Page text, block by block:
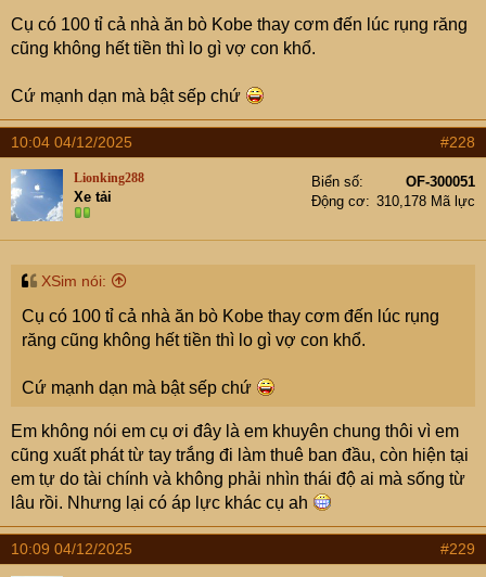
quyền hạn thì tỏ ra coi trời bằng vung, nghĩ mình là ngôi
sao của công ty và không thể thay thế. Nhưng thực ra là
vui thôi", nếu giỏi thì tự tách ra mà bơi xem khi làm chủ
nó khổ ntn
.
Cụ có 100 tỉ cả nhà ăn bò Kobe thay cơm đến lúc rụng răng
cũng không hết tiền thì lo gì vợ con khổ.
Cứ mạnh dạn mà bật sếp chứ
10:04 04/12/2025 #228
Lionking288
Xe tải
Biển số
OF-300051
Động cơ
310,178 Mã lực
XSim nói:
Cụ có 100 tỉ cả nhà ăn bò Kobe thay cơm đến lúc rụng
răng cũng không hết tiền thì lo gì vợ con khổ.
Cứ mạnh dạn mà bật sếp chứ
Em không nói em cụ ơi đây là em khuyên chung thôi vì em
cũng xuất phát từ tay trắng đi làm thuê ban đầu, còn hiện tại
em tự do tài chính và không phải nhìn thái độ ai mà sống từ
lâu rồi. Nhưng lại có áp lực khác cụ ah
10:09 04/12/2025 #229